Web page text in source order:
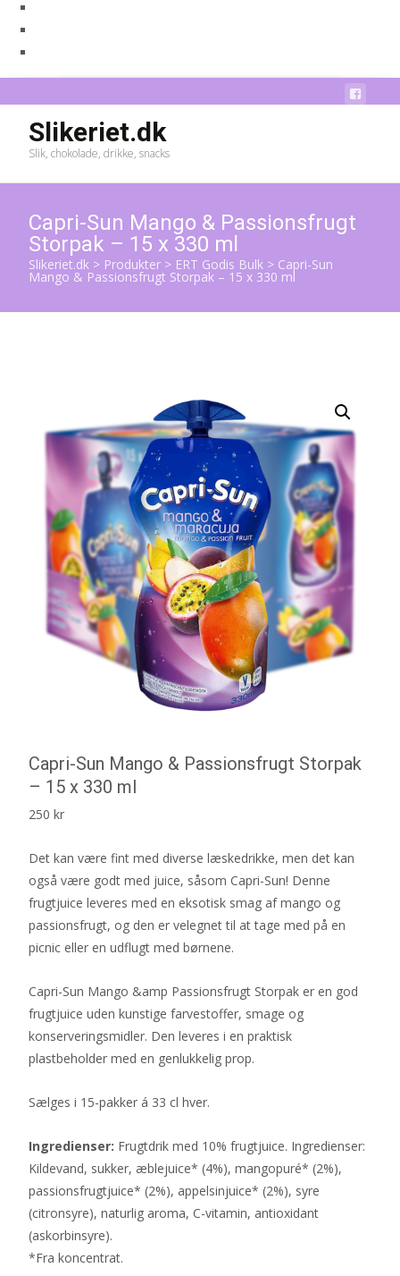
Slikeriet.dk
Slik, chokolade, drikke, snacks
Capri-Sun Mango & Passionsfrugt
Storpak – 15 x 330 ml
Slikeriet.dk > Produkter > ERT Godis Bulk > Capri-Sun
Mango & Passionsfrugt Storpak – 15 x 330 ml
Capri-Sun Mango & Passionsfrugt Storpak
– 15 x 330 ml
250 kr
Det kan være fint med diverse læskedrikke, men det kan
også være godt med juice, såsom Capri-Sun! Denne
frugtjuice leveres med en eksotisk smag af mango og
passionsfrugt, og den er velegnet til at tage med på en
picnic eller en udflugt med børnene.
Capri-Sun Mango &amp Passionsfrugt Storpak er en god
frugtjuice uden kunstige farvestoffer, smage og
konserveringsmidler. Den leveres i en praktisk
plastbeholder med en genlukkelig prop.
Sælges i 15-pakker á 33 cl hver.
Ingredienser: Frugtdrik med 10% frugtjuice. Ingredienser:
Kildevand, sukker, æblejuice* (4%), mangopuré* (2%),
passionsfrugtjuice* (2%), appelsinjuice* (2%), syre
(citronsyre), naturlig aroma, C-vitamin, antioxidant
(askorbinsyre).
*Fra koncentrat.